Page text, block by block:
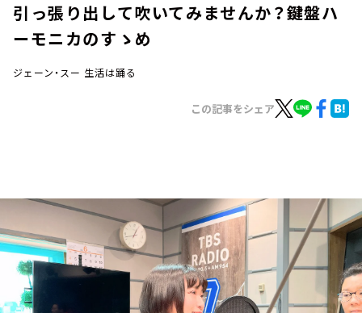
お知らせ
イベント・グッズ
YouTube
会社情報
引っ張り出して吹いてみませんか？鍵盤ハ
ーモニカのすゝめ
ジェーン・スー 生活は踊る
この記事をシェア